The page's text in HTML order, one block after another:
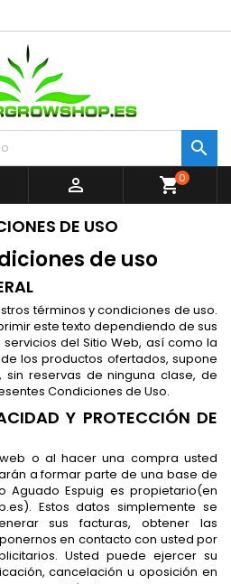

 shopping_cart0
DE USO
de uso
términos y condiciones de uso.
este texto dependiendo de sus
del Sitio Web, así como la
los productos ofertados, supone
reservas de ninguna clase, de
Condiciones de Uso.
Y PROTECCIÓN DE
o al hacer una compra usted
a formar parte de una base de
Aguado Espuig es propietario(en
Estos datos simplemente se
sus facturas, obtener las
en contacto con usted por
Usted puede ejercer su
cancelación u oposición en